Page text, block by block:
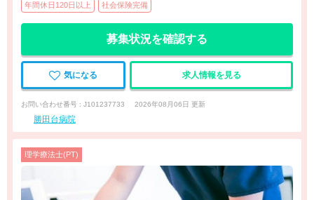
年間休日120日以上 社会保険完備
募集状況を確認する
気になる 求人情報を見る
お問い合わせ番号 : J101237733 2026年08月06日 更新
勝田台病院
理学療法士(PT)